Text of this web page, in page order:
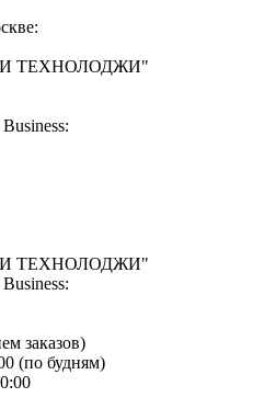
ТЕХНОЛОДЖИ"
Business:
ТЕХНОЛОДЖИ"
заказов)
(по будням)